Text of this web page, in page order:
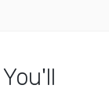
You'll